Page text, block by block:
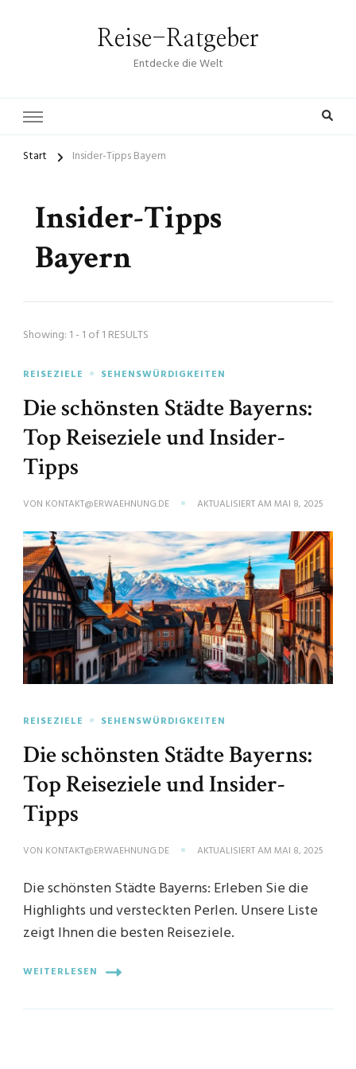
Reise-Ratgeber
Entdecke die Welt
Start Insider-Tipps Bayern
Insider-Tipps
Bayern
Showing: 1 - 1 of 1 RESULTS
REISEZIELE SEHENSWÜRDIGKEITEN
Die schönsten Städte Bayerns:
Top Reiseziele und Insider-
Tipps
VON KONTAKT@ERWAEHNUNG.DE AKTUALISIERT AM MAI 8, 2025
REISEZIELE SEHENSWÜRDIGKEITEN
Die schönsten Städte Bayerns:
Top Reiseziele und Insider-
Tipps
VON KONTAKT@ERWAEHNUNG.DE AKTUALISIERT AM MAI 8, 2025
Die schönsten Städte Bayerns: Erleben Sie die
Highlights und versteckten Perlen. Unsere Liste
zeigt Ihnen die besten Reiseziele.
WEITERLESEN